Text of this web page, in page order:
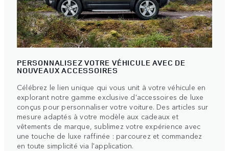
PERSONNALISEZ VOTRE VÉHICULE AVEC DE
NOUVEAUX ACCESSOIRES
Célébrez le lien unique qui vous unit à votre véhicule en
explorant notre gamme exclusive d'accessoires de luxe
conçus pour personnaliser votre voiture. Des articles sur
mesure adaptés à votre modèle aux cadeaux et
vêtements de marque, sublimez votre expérience avec
une touche de luxe raffinée : parcourez et commandez
en toute simplicité via l'application.